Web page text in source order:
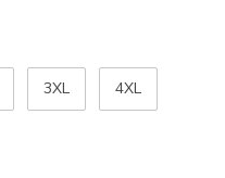
3XL 4XL